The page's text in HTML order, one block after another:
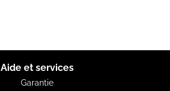
Aide et services
Garantie